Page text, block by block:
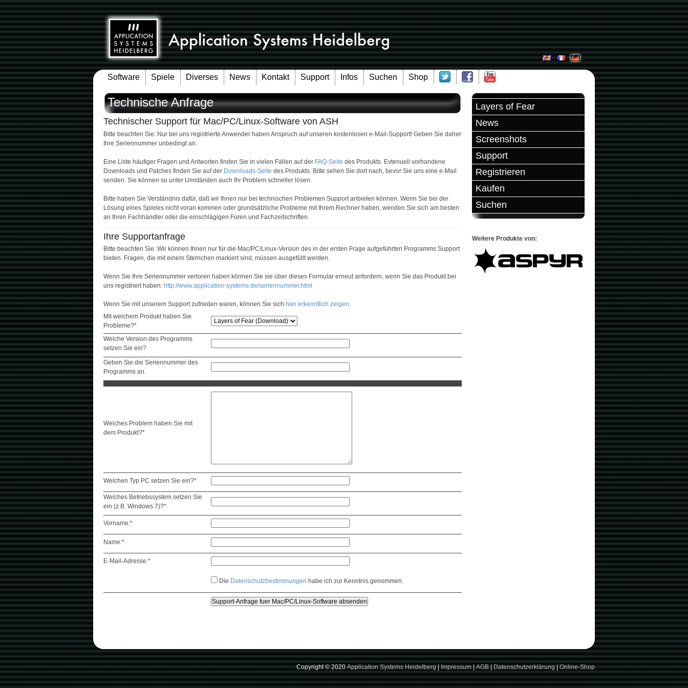
Software Spiele Diverses News Kontakt Support Infos Suchen Shop
Layers of Fear
News
Screenshots
Support
Registrieren
Kaufen
Suchen
Weitere Produkte von:
Technische Anfrage
Technischer Support für Mac/PC/Linux-Software von ASH
Bitte beachten Sie: Nur bei uns registrierte Anwender haben Anspruch auf unseren kostenlosen e-Mail-Support! Geben Sie daher
Ihre Seriennummer unbedingt an.
Eine Liste häufiger Fragen und Antworten finden Sie in vielen Fällen auf der FAQ-Seite des Produkts. Evtenuell vorhandene
Downloads und Patches finden Sie auf der Downloads-Seite des Produkts. Bitte sehen Sie dort nach, bevor Sie uns eine e-Mail
senden. Sie können so unter Umständen auch Ihr Problem schneller lösen.
Bitte haben Sie Verständnis dafür, daß wir Ihnen nur bei technischen Problemen Support anbieten können. Wenn Sie bei der
Lösung eines Spieles nicht voran kommen oder grundsätzliche Probleme mit Ihrem Rechner haben, wenden Sie sich am besten
an Ihren Fachhändler oder die einschlägigen Foren und Fachzeitschriften.
Ihre Supportanfrage
Bitte beachten Sie: Wir können Ihnen nur für die Mac/PC/Linux-Version des in der ersten Frage aufgeführten Programms Support
bieten. Fragen, die mit einem Sternchen markiert sind, müssen ausgefüllt werden.
Wenn Sie Ihre Seriennummer verloren haben können Sie sie über dieses Formular erneut anfordern, wenn Sie das Produkt bei
uns registriert haben: http://www.application-systems.de/seriennummer.html
Wenn Sie mit unserem Support zufrieden waren, können Sie sich hier erkenntlich zeigen.
Mit welchem Produkt haben Sie
Probleme?*
Welche Version des Programms
setzen Sie ein?
Geben Sie die Seriennummer des
Programms an.
Welches Problem haben Sie mit
dem Produkt?*
Welchen Typ PC setzen Sie ein?*
Welches Betriebssystem setzen Sie
ein (z.B. Windows 7)?*
Vorname:*
Name:*
E-Mail-Adresse:*
Die Datenschutzbestimmungen habe ich zur Kenntnis genommen.
Copyright © 2020Application Systems Heidelberg|Impressum|AGB|Datenschutzerklärung|Online-Shop